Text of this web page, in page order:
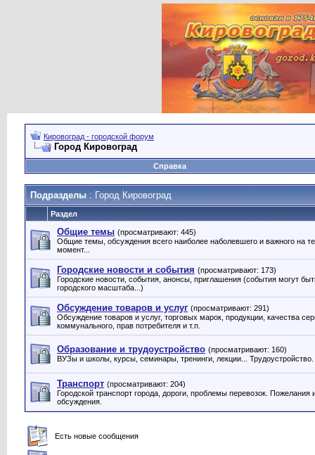
Кировоград - городской форум
Город Кировоград
Справка
Подразделы : Город Кировоград
Раздел
Общие темы (просматривают: 445)
Общие темы, обсуждения всего наиболее наболевшего и важного на
момент...
Городские новости и события (просматривают: 173)
Городские новости, события, анонсы, приглашения (события могут
городского масштаба...)
Обсуждение товаров и услуг (просматривают: 291)
Обсуждение товаров и услуг, торговых марок, продукции, качества
коммунального, прав потребителя и т.п.
Образование и трудоустройство (просматривают: 160)
ВУЗы и школы, курсы, семинары, тренинги, лекции... Трудоустройство.
Транспорт (просматривают: 204)
Городской транспорт города, дороги, проблемы перевозок. Пожелания
обсуждения.
Есть новые сообщения